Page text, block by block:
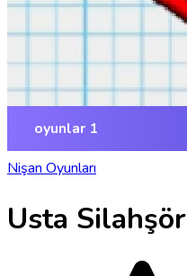
Nişan Oyunları
Usta Silahşör